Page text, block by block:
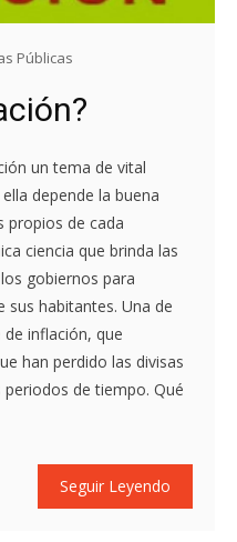
Públicas
un tema de vital
depende la buena
propios de cada
ciencia que brinda las
gobiernos para
sus habitantes. Una de
inflación, que
han perdido las divisas
de tiempo. Qué
Seguir Leyendo